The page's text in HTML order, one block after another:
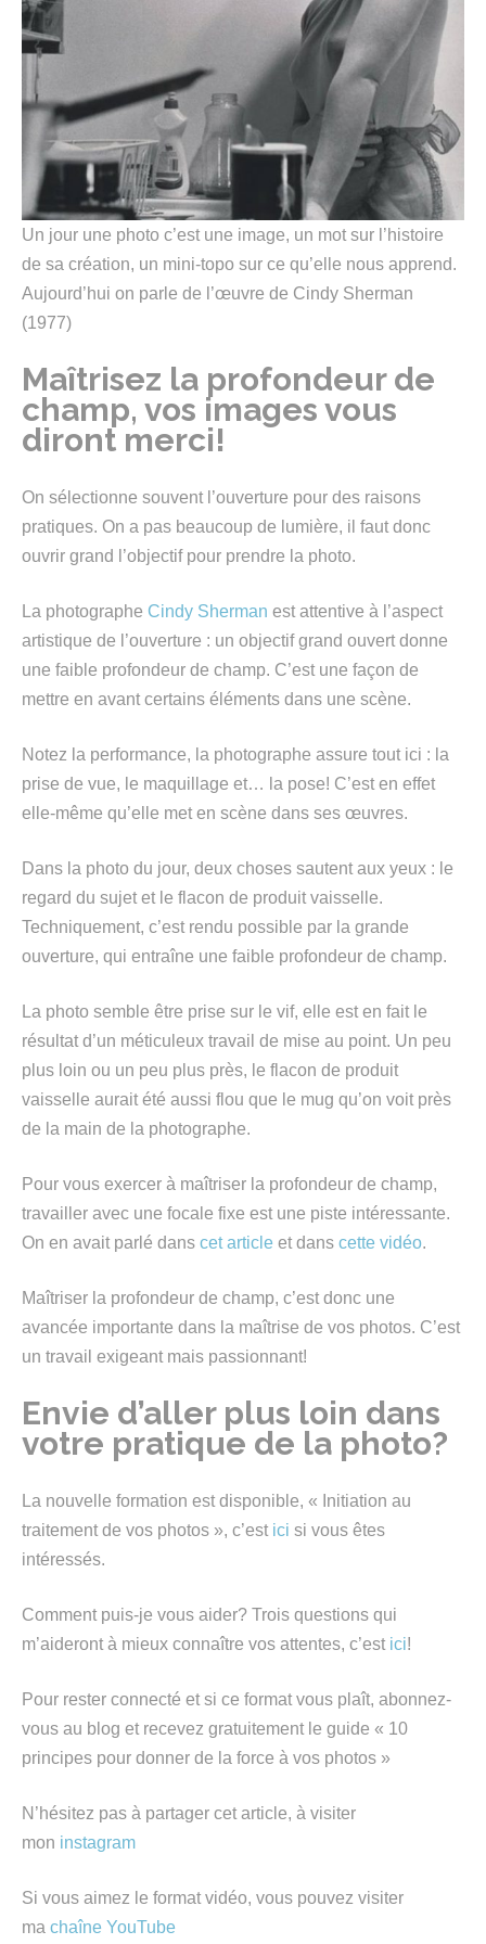
Un jour une photo c’est une image, un mot sur l’histoire
de sa création, un mini-topo sur ce qu’elle nous apprend.
Aujourd’hui on parle de l’œuvre de Cindy Sherman
(1977)
Maîtrisez la profondeur de
champ, vos images vous
diront merci!
On sélectionne souvent l’ouverture pour des raisons
pratiques. On a pas beaucoup de lumière, il faut donc
ouvrir grand l’objectif pour prendre la photo.
La photographe Cindy Sherman est attentive à l’aspect
artistique de l’ouverture : un objectif grand ouvert donne
une faible profondeur de champ. C’est une façon de
mettre en avant certains éléments dans une scène.
Notez la performance, la photographe assure tout ici : la
prise de vue, le maquillage et… la pose! C’est en effet
elle-même qu’elle met en scène dans ses œuvres.
Dans la photo du jour, deux choses sautent aux yeux : le
regard du sujet et le flacon de produit vaisselle.
Techniquement, c’est rendu possible par la grande
ouverture, qui entraîne une faible profondeur de champ.
La photo semble être prise sur le vif, elle est en fait le
résultat d’un méticuleux travail de mise au point. Un peu
plus loin ou un peu plus près, le flacon de produit
vaisselle aurait été aussi flou que le mug qu’on voit près
de la main de la photographe.
Pour vous exercer à maîtriser la profondeur de champ,
travailler avec une focale fixe est une piste intéressante.
On en avait parlé dans cet article et dans cette vidéo.
Maîtriser la profondeur de champ, c’est donc une
avancée importante dans la maîtrise de vos photos. C’est
un travail exigeant mais passionnant!
Envie d’aller plus loin dans
votre pratique de la photo?
La nouvelle formation est disponible, « Initiation au
traitement de vos photos », c’est ici si vous êtes
intéressés.
Comment puis-je vous aider? Trois questions qui
m’aideront à mieux connaître vos attentes, c’est ici!
Pour rester connecté et si ce format vous plaît, abonnez-
vous au blog et recevez gratuitement le guide « 10
principes pour donner de la force à vos photos »
N’hésitez pas à partager cet article, à visiter
mon instagram
Si vous aimez le format vidéo, vous pouvez visiter
ma chaîne YouTube